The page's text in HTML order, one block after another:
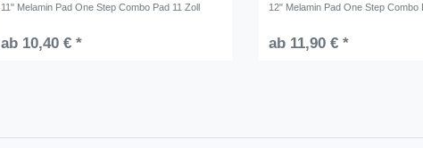
11" Melamin Pad One Step Combo Pad 11 Zoll
ab 10,40 € *
12" Melamin Pad One Step Combo
ab 11,90 € *